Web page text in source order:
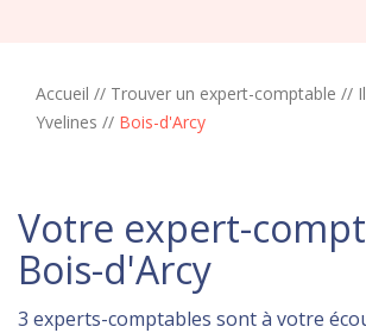
Accueil // Trouver un expert-comptable //
Yvelines // Bois-d'Arcy
Votre expert-
Bois-d'Arcy
3 experts-comptables sont à votre